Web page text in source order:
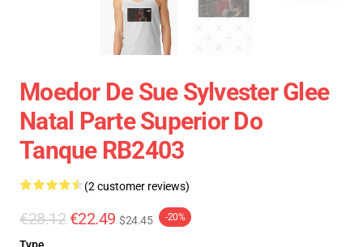
Moedor De Sue Sylvester Glee
Natal Parte Superior Do
Tanque RB2403
(2 customer reviews)
€28.12 €22.49 $24.45 -20%